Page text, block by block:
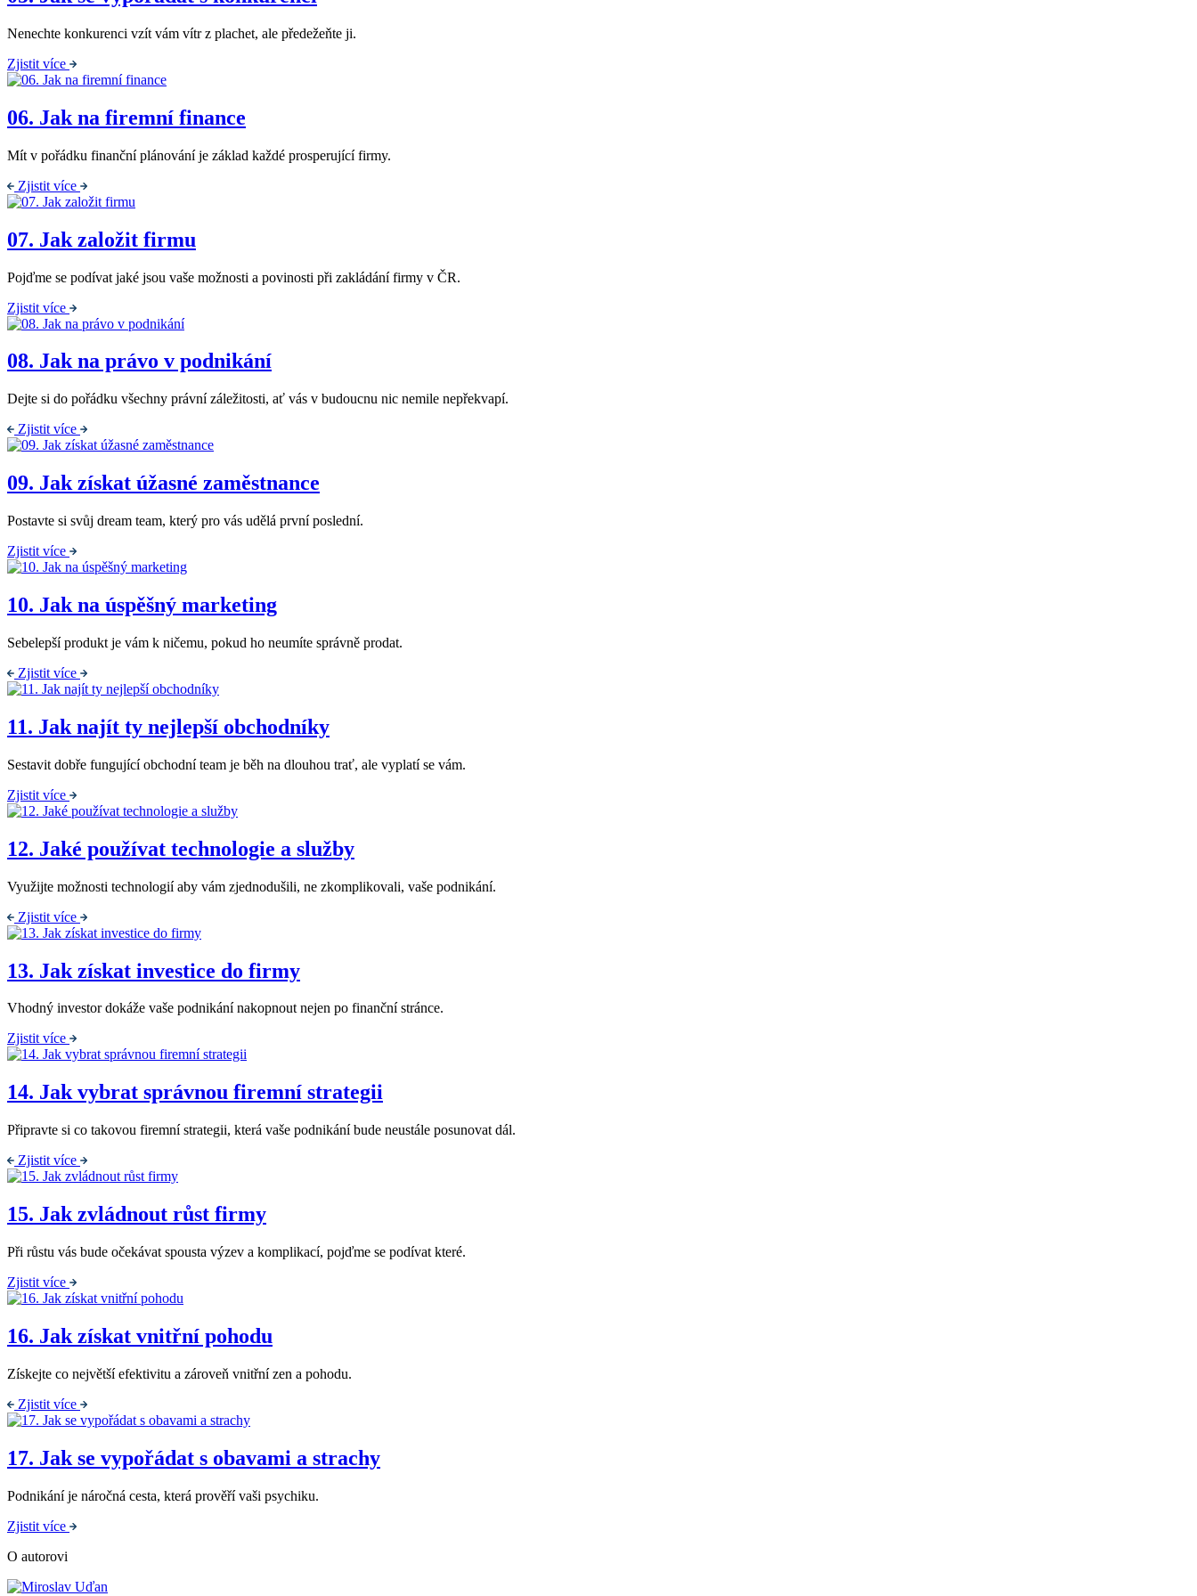
Nenechte konkurenci vzít vám vítr z plachet, ale předežeňte ji.
Zjistit více
06. Jak na firemní finance
Mít v pořádku finanční plánování je základ každé prosperující firmy.
Zjistit více
07. Jak založit firmu
Pojďme se podívat jaké jsou vaše možnosti a povinosti při zakládání firmy v ČR.
Zjistit více
08. Jak na právo v podnikání
Dejte si do pořádku všechny právní záležitosti, ať vás v budoucnu nic nemile nepřekvapí.
Zjistit více
09. Jak získat úžasné zaměstnance
Postavte si svůj dream team, který pro vás udělá první poslední.
Zjistit více
10. Jak na úspěšný marketing
Sebelepší produkt je vám k ničemu, pokud ho neumíte správně prodat.
Zjistit více
11. Jak najít ty nejlepší obchodníky
Sestavit dobře fungující obchodní team je běh na dlouhou trať, ale vyplatí se vám.
Zjistit více
12. Jaké používat technologie a služby
Využijte možnosti technologií aby vám zjednodušili, ne zkomplikovali, vaše podnikání.
Zjistit více
13. Jak získat investice do firmy
Vhodný investor dokáže vaše podnikání nakopnout nejen po finanční stránce.
Zjistit více
14. Jak vybrat správnou firemní strategii
Připravte si co takovou firemní strategii, která vaše podnikání bude neustále posunovat dál.
Zjistit více
15. Jak zvládnout růst firmy
Při růstu vás bude očekávat spousta výzev a komplikací, pojďme se podívat které.
Zjistit více
16. Jak získat vnitřní pohodu
Získejte co největší efektivitu a zároveň vnitřní zen a pohodu.
Zjistit více
17. Jak se vypořádat s obavami a strachy
Podnikání je náročná cesta, která prověří vaši psychiku.
Zjistit více
O autorovi